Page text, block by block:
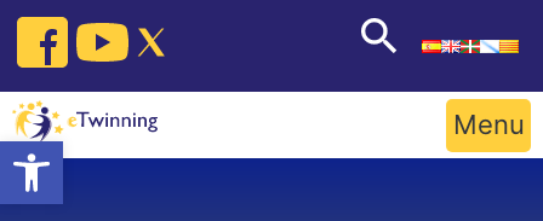
Open toolbar
Skip
content
Menu